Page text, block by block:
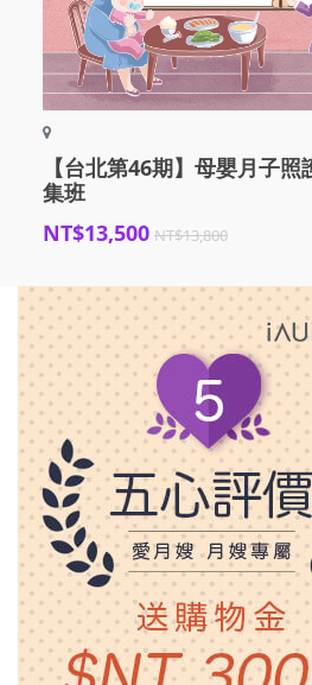
【台北第46期】母嬰月子照
集班
NT$13,500 NT$13,800